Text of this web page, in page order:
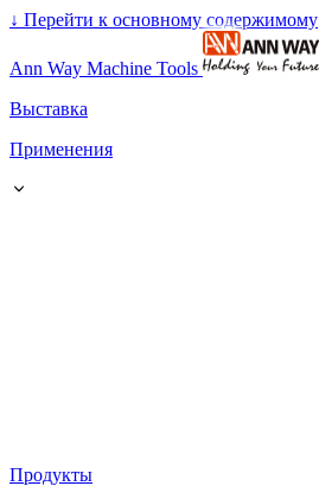
↓ Перейти к основному содержимому
Ann Way Machine Tools
Выставка
Применения
Продукты